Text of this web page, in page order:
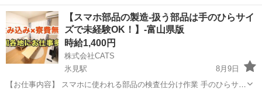
【スマホ部品の製造-扱う部品は手のひらサイ
ズで未経験OK！】-富山県版
時給1,400円
株式会社CATS
氷見駅
8月9日
【お仕事内容】 スマホに使われる部品の検査仕分け作業 手のひらサイ